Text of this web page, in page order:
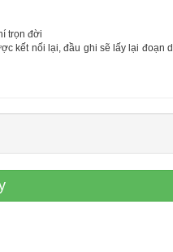
trọn đời
kết nối lại, đầu ghi sẽ lấy lại đoạn